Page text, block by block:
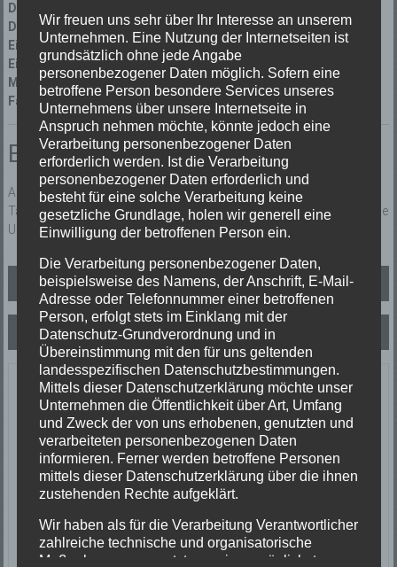
Datum:
Dauer:1 Stunde 37 Minuten
Einsatzart:Verkehrsunfall
Einsatzort:Prechtal
Mannschaftsstärke:10
Fahrzeuge:
Florian Elzach 1/10 Florian Elzach 23
Einsatzbericht:
Auslaufende Betriebsstoffe nach Verkehrsunfall bei der Aral-
Tankestelle in Prechtal. Betriebsstoffe wurden aufgenommen und die
Unfallstelle ausgeleuchtet.
Beitragsnavigation
Unterstützung Rettungsdienst
Unterstützung Rettungsdienst
Letzte Einsätze
ABC-1, Ölspur klein
23/06/2026
Ölspur
Einsatzort: Oberprechtal
TH 2 Absicherung Verkehrsunfall
20/06/2026
Verkehrsunfall
Einsatzort: Prechtal Talstraße
Wir freuen uns sehr über Ihr Interesse an unserem
Unternehmen. Eine Nutzung der Internetseiten ist
grundsätzlich ohne jede Angabe
personenbezogener Daten möglich. Sofern eine
betroffene Person besondere Services unseres
Unternehmens über unsere Internetseite in
Anspruch nehmen möchte, könnte jedoch eine
Verarbeitung personenbezogener Daten
erforderlich werden. Ist die Verarbeitung
personenbezogener Daten erforderlich und
besteht für eine solche Verarbeitung keine
gesetzliche Grundlage, holen wir generell eine
Einwilligung der betroffenen Person ein.
Die Verarbeitung personenbezogener Daten,
beispielsweise des Namens, der Anschrift, E-Mail-
Adresse oder Telefonnummer einer betroffenen
Person, erfolgt stets im Einklang mit der
Datenschutz-Grundverordnung und in
Übereinstimmung mit den für uns geltenden
landesspezifischen Datenschutzbestimmungen.
Mittels dieser Datenschutzerklärung möchte unser
Unternehmen die Öffentlichkeit über Art, Umfang
und Zweck der von uns erhobenen, genutzten und
verarbeiteten personenbezogenen Daten
informieren. Ferner werden betroffene Personen
mittels dieser Datenschutzerklärung über die ihnen
zustehenden Rechte aufgeklärt.
Wir haben als für die Verarbeitung Verantwortlicher
zahlreiche technische und organisatorische
Maßnahmen umgesetzt, um einen möglichst